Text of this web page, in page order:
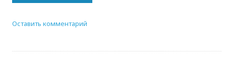
Оставить комментарий